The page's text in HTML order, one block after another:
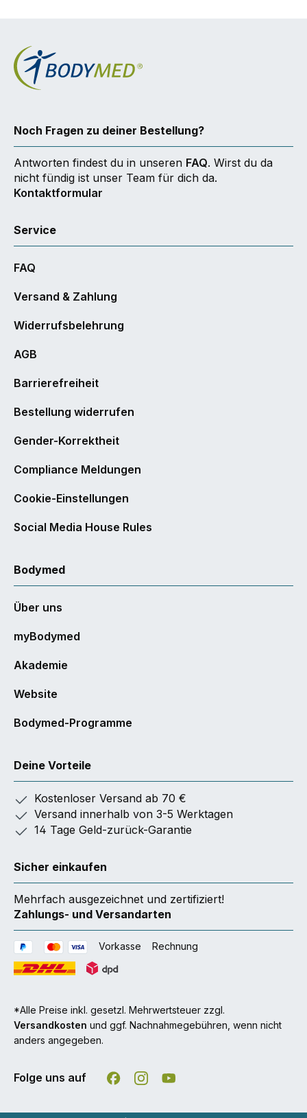
Noch Fragen zu deiner Bestellung?
Antworten findest du in unseren FAQ. Wirst du da
nicht fündig ist unser Team für dich da.
Kontaktformular
Service
FAQ
Versand & Zahlung
Widerrufsbelehrung
AGB
Barrierefreiheit
Bestellung widerrufen
Gender-Korrektheit
Compliance Meldungen
Cookie-Einstellungen
Social Media House Rules
Bodymed
Über uns
myBodymed
Akademie
Website
Bodymed-Programme
Deine Vorteile
Kostenloser Versand ab 70 €
Versand innerhalb von 3-5 Werktagen
14 Tage Geld-zurück-Garantie
Sicher einkaufen
Mehrfach ausgezeichnet und zertifiziert!
Zahlungs- und Versandarten
Vorkasse Rechnung
*Alle Preise inkl. gesetzl. Mehrwertsteuer zzgl.
Versandkosten und ggf. Nachnahmegebühren, wenn nicht
anders angegeben.
Folge uns auf